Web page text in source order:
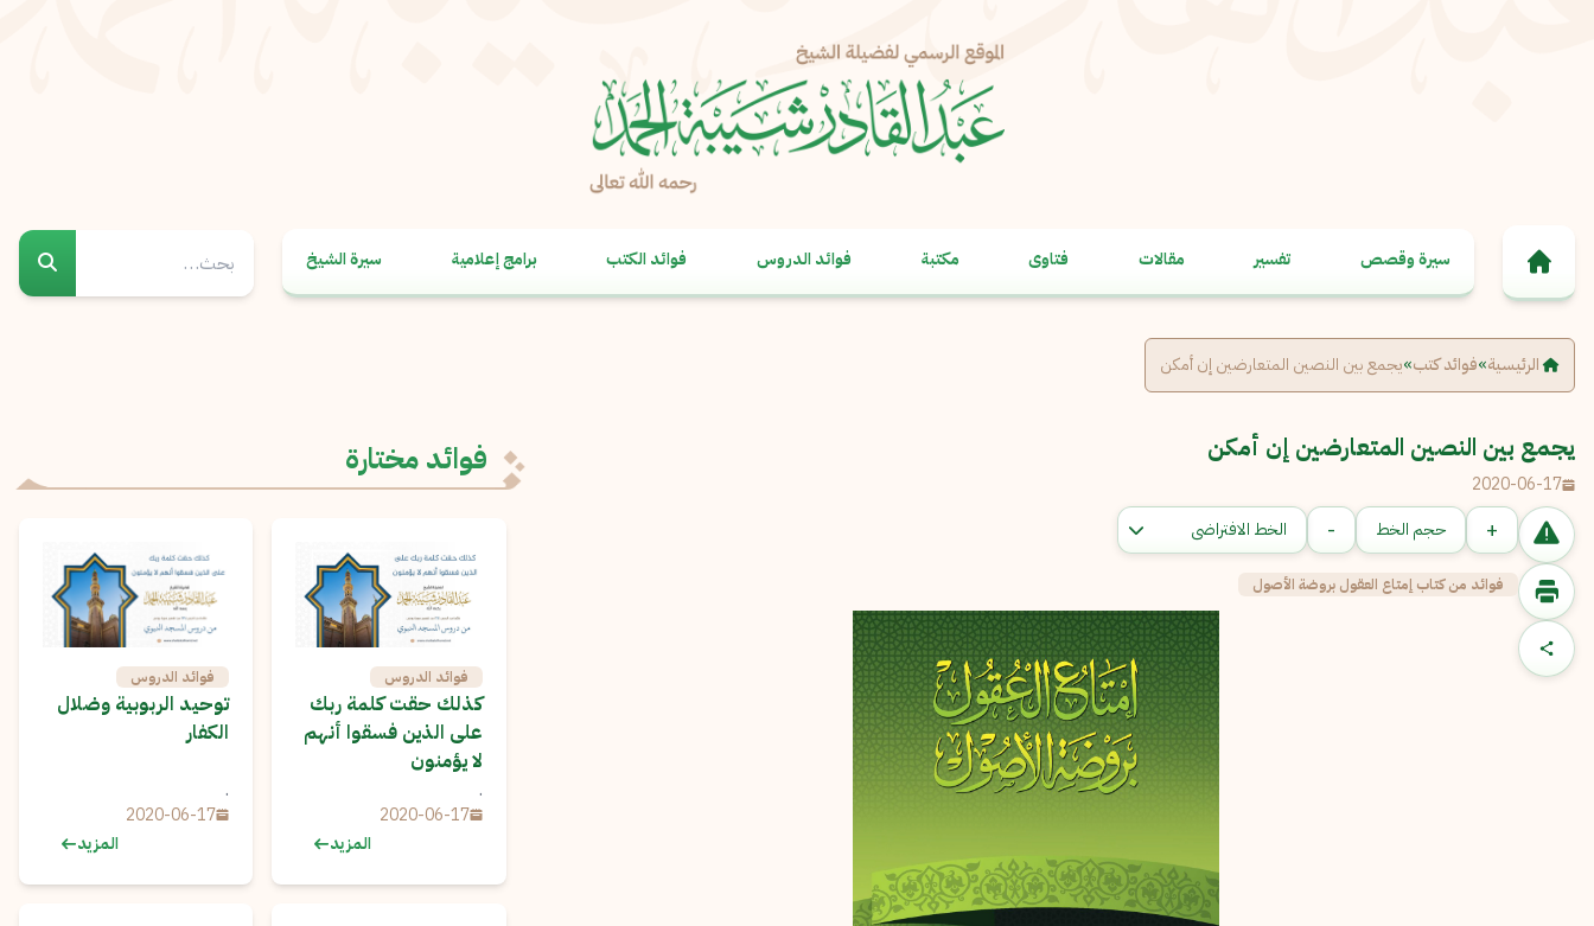
سيرة وقصص تفسير مقالات فتاوى مكتبة فوائد الدروس فوائد الكتب برامج إعلامية سيرة الشيخ
الرئيسية»فوائد كتب»يجمع بين النصين المتعارضين إن أمكن
يجمع بين النصين المتعارضين إن أمكن
2020-06-17
الإبلاغ عن مشكلة
البريد الإلكتروني* نسخ
+ حجم الخط -
فوائد من كتاب إمتاع العقول بروضة الأصول
فوائد مختارة
فوائد الدروس
كذلك حقت كلمة ربك
على الذين فسقوا أنهم
لا يؤمنون
.
2020-06-17
المزيد
فوائد الدروس
توحيد الربوبية وضلال
الكفار
.
2020-06-17
المزيد